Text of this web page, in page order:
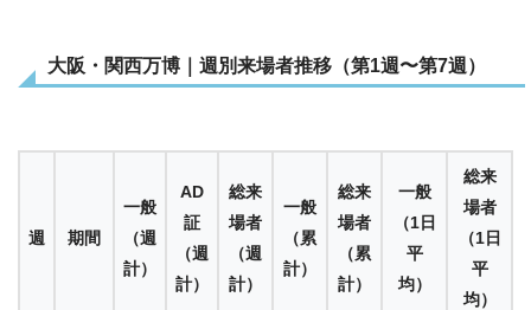
大阪・関西万博｜週別来場者推移（第1週〜第7週）
週 期間
一般
（週
計）
AD
証
（週
計）
総来
場者
（週
計）
一般
（累
計）
総来
場者
（累
計）
一般
（1日
平
均）
総来
場者
（1日
平
均）